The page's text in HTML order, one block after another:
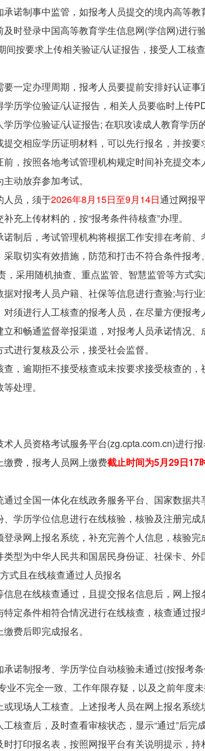
诺制事中监管，如报考人员提交的境内高等
时登录中国高等教育学生信息网(学信网)进行
间按要求上传相关验证/认证报告，接受人工核
一定办理周期，报考人员要提前安排好认证
历学位验证/认证报告，相关人员要临时上传
历学位验证/认证报告; 在职攻读成人教育学历
交相应学历证明材料，可以先行报名，并按
，按照各地考试管理机构规定时间补充提交
动放弃参加考试。
人员，须于2026年8月15日至9月14日通过网报
充上传材料的，按“报考条件待核查”办理。
制后，考试管理机构将根据工作安排在考前
取切实有效措施，防范和打击不符合条件报
，采用随机抽查、重点监管、智慧监管等方式
对报考人员户籍、社保等信息进行查验;与行
须进行人工核查的报考人员，在尽量方便报
和畅通监督举报渠道，对报考人员承诺情况
进行复核及公示，接受社会监督。
，逾期拒不接受核查或未按要求接受核查的，
处理。
人员资格考试服务平台(zg.cpta.com.cn)进行
费，报考人员网上缴费截止时间为5月29日17
过全国一体化在线政务服务平台、国家数据
学历学位信息进行在线核验，核验及注册完成
录网上报名系统，补充完善个人信息，核验完
型为中华人民共和国居民身份证、社保卡、外
式且在线核查通过人员报名
息在线核查通过，且提交报名信息后，网上
定条件相符合情况进行在线核查，核查通过
费后即完成报名。
诺制报考、学历学位自动核验未通过(按报考
业不完全一致、工作年限存疑，以及之前年度
或现场人工核查。上述报考人员在网上报名系
核查后，及时查看审核状态，显示“通过”后完
时打印报名表，按照网报平台有关说明提示，